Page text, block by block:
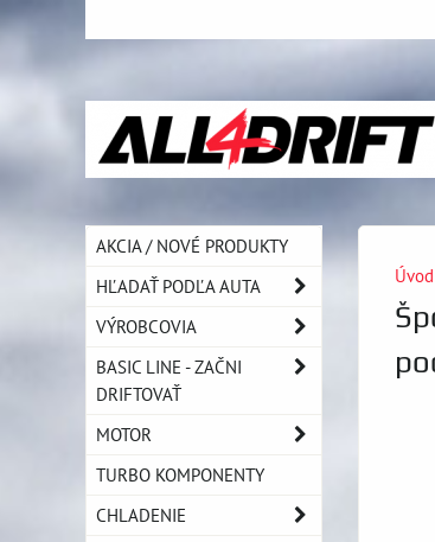
Úvod
AKCIA / NOVÉ PRODUKTY
HĽADAŤ PODĽA AUTA
VÝROBCOVIA
BASIC LINE - ZAČNI
DRIFTOVAŤ
MOTOR
TURBO KOMPONENTY
CHLADENIE